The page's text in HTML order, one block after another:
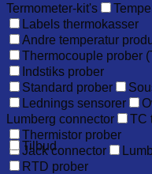
Termometer-kit's
Labels thermokasser
Andre temperatur
Thermocouple prober
Indstiks prober
Standard prober
Lednings sensorer
Lumberg connector
TC
Thermistor prober
Jack connector
RTD prober
Tilbud